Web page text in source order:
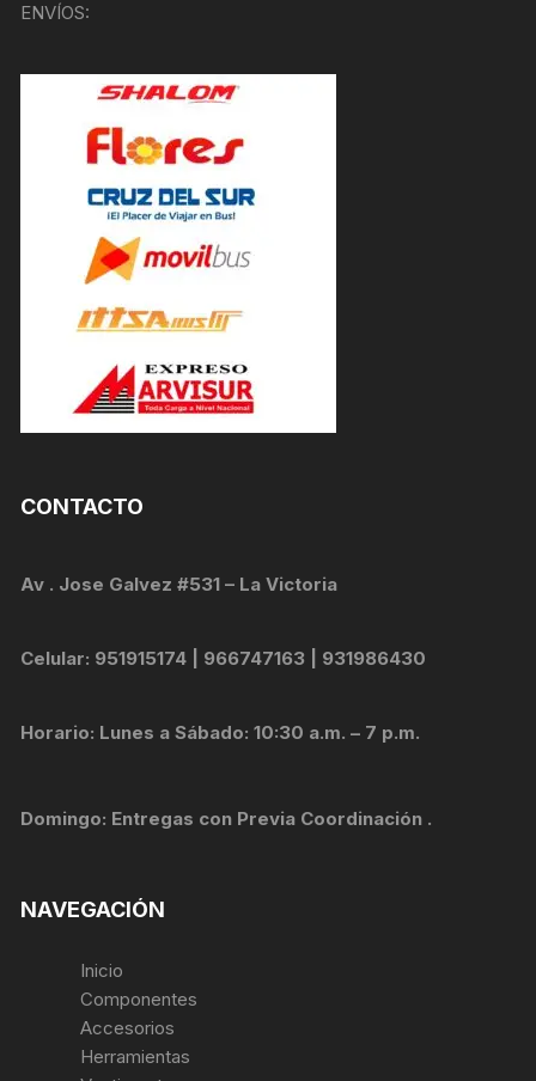
ENVÍOS:
CONTACTO
Av . Jose Galvez #531 – La Victoria
Celular: 951915174 | 966747163 | 931986430
Horario: Lunes a Sábado: 10:30 a.m. – 7 p.m.
Domingo: Entregas con Previa Coordinación .
NAVEGACIÓN
Inicio
Componentes
Accesorios
Herramientas